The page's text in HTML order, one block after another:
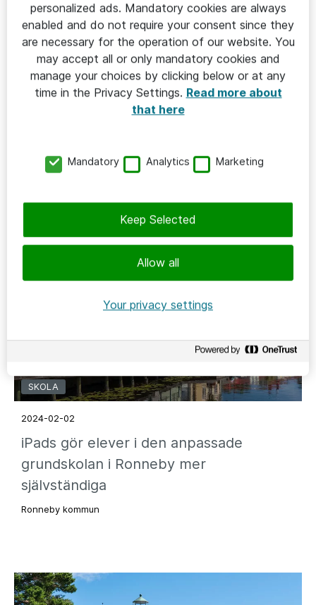
SKOLA
hantering av elevärenden
Carlssons skola
SKOLA
2024-02-02
iPads gör elever i den anpassade
grundskolan i Ronneby mer
självständiga
Ronneby kommun
personalized ads. Mandatory cookies are always
enabled and do not require your consent since they
are necessary for the operation of our website. You
may accept all or only mandatory cookies and
manage your choices by clicking below or at any
time in the Privacy Settings. Read more about
that here
Mandatory Analytics Marketing
Allow all
Keep Selected
Your privacy settings